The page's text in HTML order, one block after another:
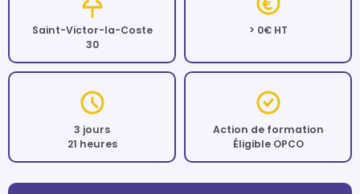
Saint-Victor-la-Coste
30
> 0€ HT
3 jours
21 heures
Action de formation
Éligible OPCO